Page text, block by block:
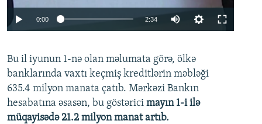
0:00 2:34
360p
480p
720p
Bu il iyunun 1-nə olan məlumata görə, ölkə
banklarında vaxtı keçmiş kreditlərin məbləği
635.4 milyon manata çatıb. Mərkəzi Bankın
hesabatına əsasən, bu göstərici mayın 1-i ilə
müqayisədə 21.2 milyon manat artıb.